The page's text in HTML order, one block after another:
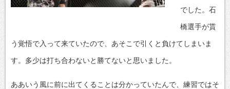
でした。石
橋選手が貰
う覚悟で入って来ていたので、あそこで引くと負けてしまいま
す。多少は打ち合わないと勝てないと思いました。
ああいう風に前に出てくることは分かっていたんで、練習ではそ